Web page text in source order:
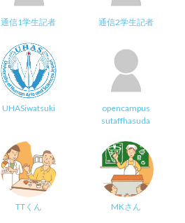
通信1学生記者 通信2学生記者
UHASiwatsuki
opencampus
sutaffhasuda
TTくん MKさん